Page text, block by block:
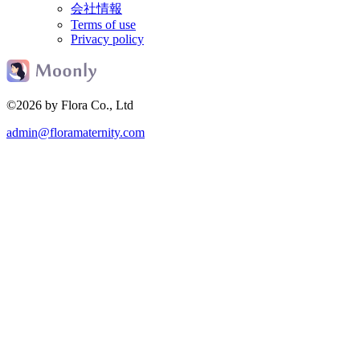
会社情報
Terms of use
Privacy policy
©2026 by Flora Co., Ltd
admin@floramaternity.com